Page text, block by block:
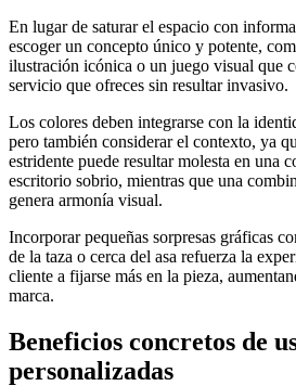
En lugar de saturar el espacio con
escoger un concepto único y potente,
ilustración icónica o un juego visual que
servicio que ofreces sin resultar invasivo.
Los colores deben integrarse con la
pero también considerar el contexto, ya
estridente puede resultar molesta en una
escritorio sobrio, mientras que una
genera armonía visual.
Incorporar pequeñas sorpresas gráficas
de la taza o cerca del asa refuerza la
cliente a fijarse más en la pieza,
marca.
Beneficios concretos de
personalizadas